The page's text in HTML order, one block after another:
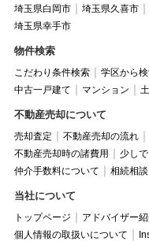
埼玉県白岡市
埼玉県久喜市
埼玉県幸手市
物件検索
こだわり条件検索 学区から
中古一戸建て
マンション
不動産売却について
売却査定 不動産売却の流れ
不動産売却時の諸費用
少し
仲介手数料について
相続相談
当社について
トップページ アドバイザー
個人情報の取扱いについて